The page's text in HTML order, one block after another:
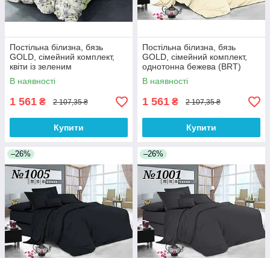
Постільна білизна, бязь
GOLD, сімейний комплект,
квіти із зеленим
компаньйоном(BRT)
В наявності
1 561 ₴ 2 107,35 ₴
Купити
Постільна білизна, бязь
GOLD, сімейний комплект,
однотонна бежева (BRT)
В наявності
1 561 ₴ 2 107,35 ₴
Купити
–26% –26%